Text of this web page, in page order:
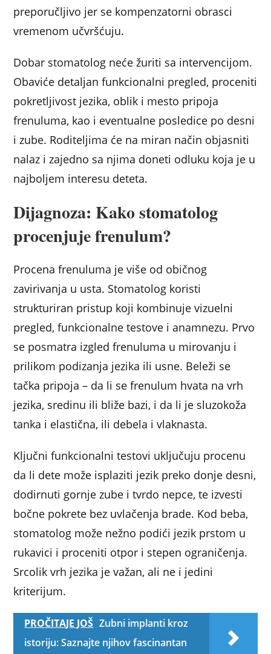
preporučljivo jer se kompenzatorni obrasci
vremenom učvršćuju.
Dobar stomatolog neće žuriti sa intervencijom.
Obaviće detaljan funkcionalni pregled, proceniti
pokretljivost jezika, oblik i mesto pripoja
frenuluma, kao i eventualne posledice po desni
i zube. Roditeljima će na miran način objasniti
nalaz i zajedno sa njima doneti odluku koja je u
najboljem interesu deteta.
Dijagnoza: Kako stomatolog
procenjuje frenulum?
Procena frenuluma je više od običnog
zavirivanja u usta. Stomatolog koristi
strukturiran pristup koji kombinuje vizuelni
pregled, funkcionalne testove i anamnezu. Prvo
se posmatra izgled frenuluma u mirovanju i
prilikom podizanja jezika ili usne. Beleži se
tačka pripoja – da li se frenulum hvata na vrh
jezika, sredinu ili bliže bazi, i da li je sluzokoža
tanka i elastična, ili debela i vlaknasta.
Ključni funkcionalni testovi uključuju procenu
da li dete može isplaziti jezik preko donje desni,
dodirnuti gornje zube i tvrdo nepce, te izvesti
bočne pokrete bez uvlačenja brade. Kod beba,
stomatolog može nežno podići jezik prstom u
rukavici i proceniti otpor i stepen ograničenja.
Srcolik vrh jezika je važan, ali ne i jedini
kriterijum.
PROČITAJE JOŠ Zubni implanti kroz
istoriju: Saznajte njihov fascinantan